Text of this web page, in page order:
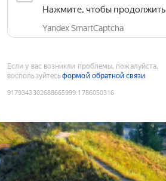
Нажмите, чтобы продолжить
Yandex SmartCaptcha
Если у вас возникли проблемы, пожалуйста,
воспользуйтесьформой обратной связи
9179343302688665999:1786050316